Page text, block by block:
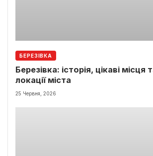
БЕРЕЗІВКА
Березівка: історія, цікаві місця
локації міста
25 Червня, 2026